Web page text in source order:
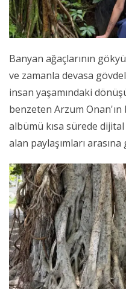
Banyan ağaçlarının
ve zamanla devasa
insan yaşamındaki
benzeten Arzum
albümü kısa sürede
alan paylaşımları